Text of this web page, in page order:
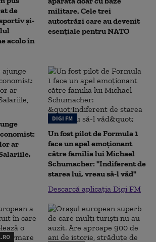
de
și-
acolo în
militare. Cele trei
autostrăzi care au devenit
esențiale pentru NATO
ar
DIGI FM
Un fost pilot de Formula 1
face un apel emoționant
către familia lui Michael
Schumacher: "Indiferent de
starea lui, vreau să-l văd"
Descarcă aplicația Digi FM